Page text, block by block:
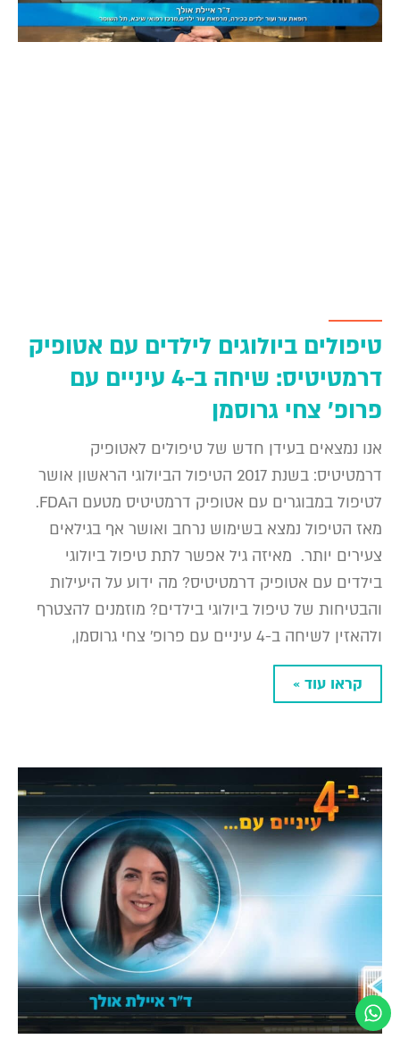
טיפולים ביולוגים לילדים עם אטופיק
דרמטיטיס: שיחה ב-4 עיניים עם
פרופ' צחי גרוסמן
אנו נמצאים בעידן חדש של טיפולים לאטופיק
דרמטיטיס: בשנת 2017 הטיפול הביולוגי הראשון אושר
לטיפול במבוגרים עם אטופיק דרמטיטיס מטעם הFDA.
מאז הטיפול נמצא בשימוש נרחב ואושר אף בגילאים
צעירים יותר. מאיזה גיל אפשר לתת טיפול ביולוגי
בילדים עם אטופיק דרמטיטיס? מה ידוע על היעילות
והבטיחות של טיפול ביולוגי בילדים? מוזמנים להצטרף
ולהאזין לשיחה ב-4 עיניים עם פרופ' צחי גרוסמן,
קראו עוד »